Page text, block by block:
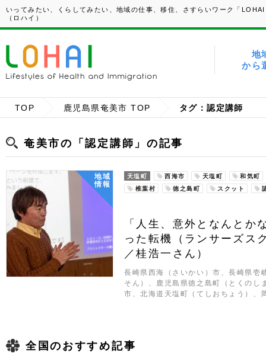
いってみたい、くらしてみたい、地域の仕事、移住、さすらいワーク「
（ロハイ）
地
から
TOP 鹿児島県奄美市 TOP タグ：認定講師
奄美市の「認定講師」の記事
地域
情報
天塩町 西海市 天塩町
和気町
椎葉村
徳之島町 スクット
「人生、意外となんとか
った転機（ランサーズ
／桂浩一さん）
長崎県西海（さいかい）市、長崎県壱
そん）、鹿児島県徳之島町（とくのし
市、北海道天塩町（てしおちょう）
全国のおすすめ記事